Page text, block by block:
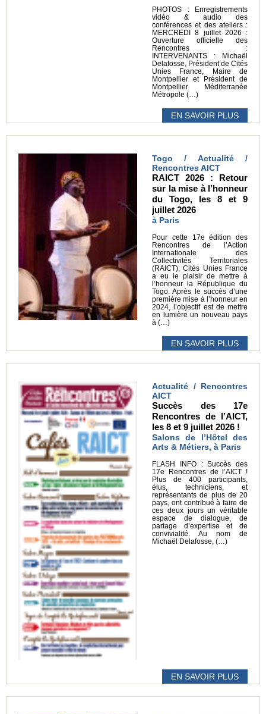
PHOTOS : Enregistrements
vidéo & audio des
conférences et des ateliers :
MERCREDI 8 juillet 2026 :
Ouverture officielle des
Rencontres :
INTERVENANTS : Michaël
Delafosse, Président de Cités
Unies France, Maire de
Montpellier et Président de
Montpellier Méditerranée
Métropole (…)
EN SAVOIR PLUS
Togo / Actualité /
Rencontres AICT
RAICT 2026 : Retour
sur la mise à l’honneur
du Togo, les 8 et 9
juillet 2026
à Paris
Pour cette 17e édition des
Rencontres de l’Action
Internationale des
Collectivités Territoriales
(RAICT), Cités Unies France
a eu le plaisir de mettre à
l’honneur la République du
Togo. Après le succès d’une
première mise à l’honneur en
2024, l’objectif est de mettre
en lumière un nouveau pays
à (…)
EN SAVOIR PLUS
Actualité / Rencontres
AICT
Succès des 17e
Rencontres de l’AICT,
les 8 et 9 juillet 2026 !
Salons de l’Hôtel des
Arts & Métiers, à Paris
FLASH INFO : Succès des
17e Rencontres de l’AICT !
Plus de 400 participants,
élus, techniciens, et
représentants de plus de 20
pays, ont contribué à faire de
ces deux jours un véritable
espace de dialogue, de
partage d’expertise et de
convivialité. Au nom de
Michaël Delafosse, (…)
EN SAVOIR PLUS